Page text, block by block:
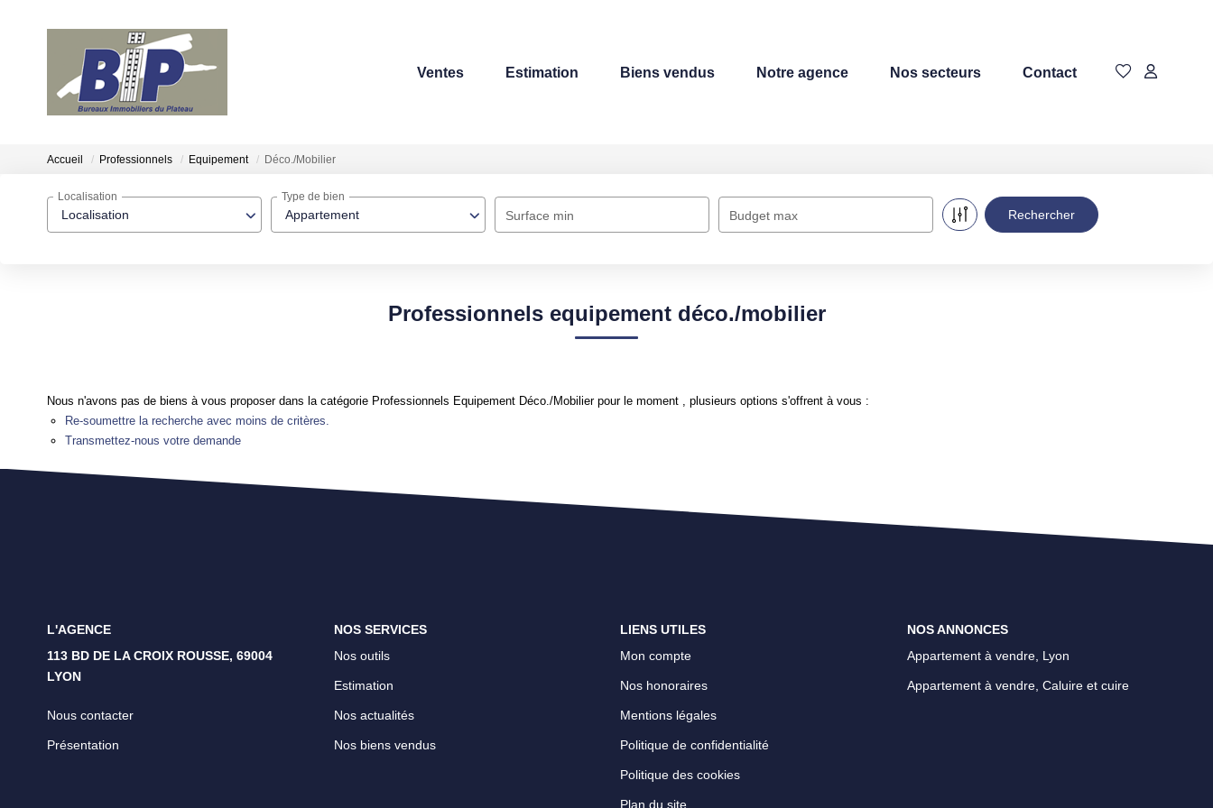
Ventes Estimation Biens vendus Notre agence Nos secteurs Contact
Accueil Professionnels Equipement Déco./Mobilier
Localisation
Localisation
Appartement
Type de bien
Surface min Budget max
Professionnels equipement déco./mobilier
Nous n'avons pas de biens à vous proposer dans la catégorie Professionnels Equipement Déco./Mobilier pour le moment , plusieurs options s'offrent à vous :
Re-soumettre la recherche avec moins de critères.
Transmettez-nous votre demande
L'AGENCE
113 BD DE LA CROIX ROUSSE, 69004
LYON
Nous contacter
Présentation
NOS SERVICES
Nos outils
Estimation
Nos actualités
Nos biens vendus
LIENS UTILES
Mon compte
Nos honoraires
Mentions légales
Politique de confidentialité
Politique des cookies
Plan du site
NOS ANNONCES
Appartement à vendre, Lyon
Appartement à vendre, Caluire et cuire